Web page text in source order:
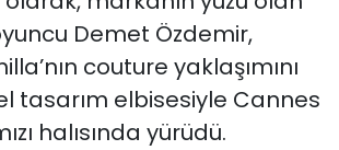
Demet Özdemir,
couture yaklaşımını
tasarım elbisesiyle Cannes
halısında yürüdü.